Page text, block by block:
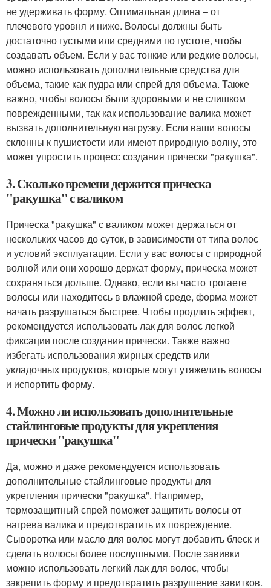
не удерживать форму. Оптимальная длина – от
плечевого уровня и ниже. Волосы должны быть
достаточно густыми или средними по густоте, чтобы
создавать объем. Если у вас тонкие или редкие волосы,
можно использовать дополнительные средства для
объема, такие как пудра или спрей для объема. Также
важно, чтобы волосы были здоровыми и не слишком
поврежденными, так как использование валика может
вызвать дополнительную нагрузку. Если ваши волосы
склонны к пушистости или имеют природную волну, это
может упростить процесс создания прически "ракушка".
3. Сколько времени держится прическа
"ракушка" с валиком
Прическа "ракушка" с валиком может держаться от
нескольких часов до суток, в зависимости от типа волос
и условий эксплуатации. Если у вас волосы с природной
волной или они хорошо держат форму, прическа может
сохраняться дольше. Однако, если вы часто трогаете
волосы или находитесь в влажной среде, форма может
начать разрушаться быстрее. Чтобы продлить эффект,
рекомендуется использовать лак для волос легкой
фиксации после создания прически. Также важно
избегать использования жирных средств или
укладочных продуктов, которые могут утяжелить волосы
и испортить форму.
4. Можно ли использовать дополнительные
стайлинговые продукты для укрепления
прически "ракушка"
Да, можно и даже рекомендуется использовать
дополнительные стайлинговые продукты для
укрепления прически "ракушка". Например,
термозащитный спрей поможет защитить волосы от
нагрева валика и предотвратить их повреждение.
Сыворотка или масло для волос могут добавить блеск и
сделать волосы более послушными. После завивки
можно использовать легкий лак для волос, чтобы
закрепить форму и предотвратить разрушение завитков.